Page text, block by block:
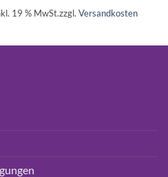
19 % MwSt.zzgl. Versandkosten